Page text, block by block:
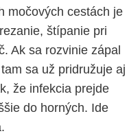
močových cestách je
štípanie pri
Ak sa rozvinie zápal
sa už pridružuje aj
že infekcia prejde
do horných. Ide